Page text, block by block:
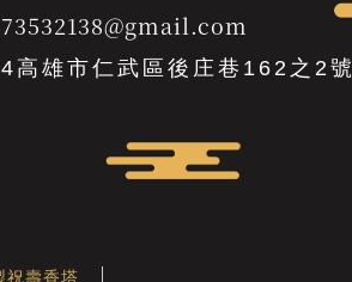
高雄市仁武區後庄巷162之2號
祝壽香塔